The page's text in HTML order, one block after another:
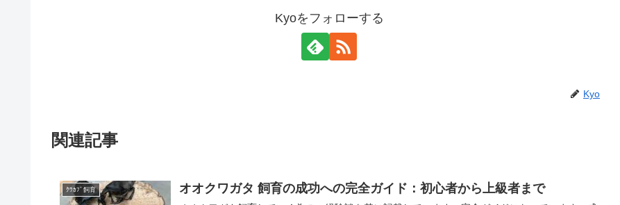
Kyoをフォローする
Kyo
関連記事
ｸﾜｶﾌﾞ飼育 オオクワガタ 飼育の成功への完全ガイド：初心者から上級者まで